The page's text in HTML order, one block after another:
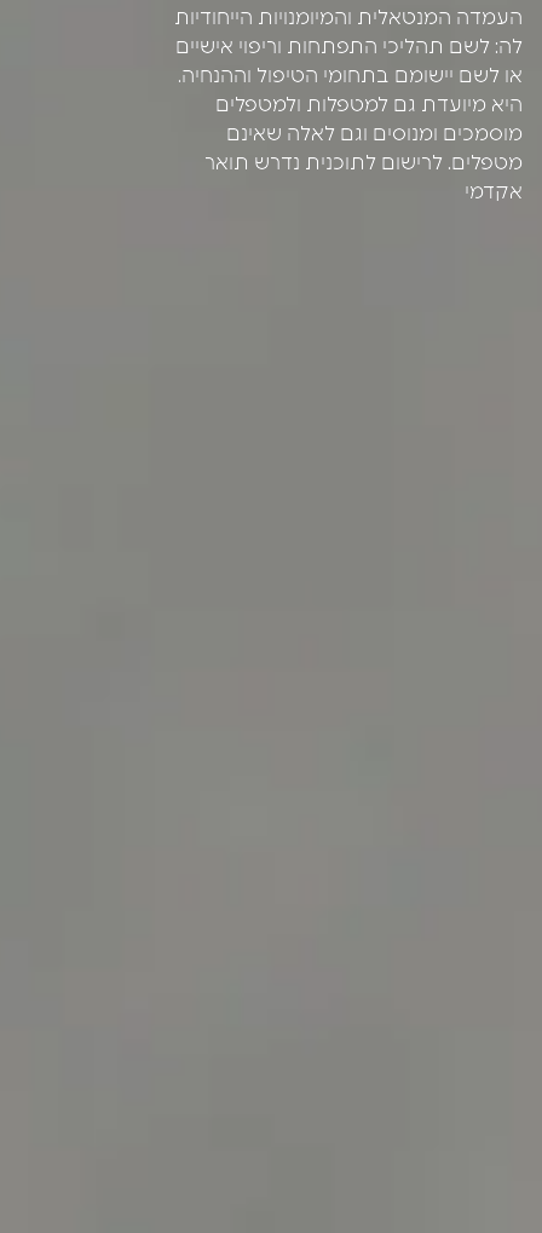
העמדה המנטאלית והמיומנויות הייחודיות
לה: לשם תהליכי התפתחות וריפוי אישיים
או לשם יישומם בתחומי הטיפול וההנחיה.
היא מיועדת גם למטפלות ולמטפלים
מוסמכים ומנוסים וגם לאלה שאינם
מטפלים. לרישום לתוכנית נדרש תואר
אקדמי